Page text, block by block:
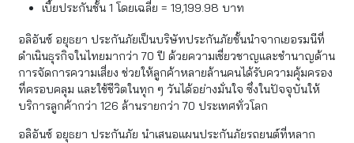
เบี้ยประกันชั้น 1 โดยเฉลี่ย = 19,199.98 บาท
อลิอันซ์ อยุธยา ประกันภัยเป็นบริษัทประกันภัยชั้นนำจากเยอรมนีที่
ดำเนินธุรกิจในไทยมากว่า 70 ปี ด้วยความเชี่ยวชาญและชำนาญด้าน
การจัดการความเสี่ยง ช่วยให้ลูกค้าหลายล้านคนได้รับความคุ้มครอง
ที่ครอบคลุม และใช้ชีวิตในทุก ๆ วันได้อย่างมั่นใจ ซึ่งในปัจจุบันให้
บริการลูกค้ากว่า 126 ล้านรายกว่า 70 ประเทศทั่วโลก
อลิอันซ์ อยุธยา ประกันภัย นำเสนอแผนประกันภัยรถยนต์ที่หลาก